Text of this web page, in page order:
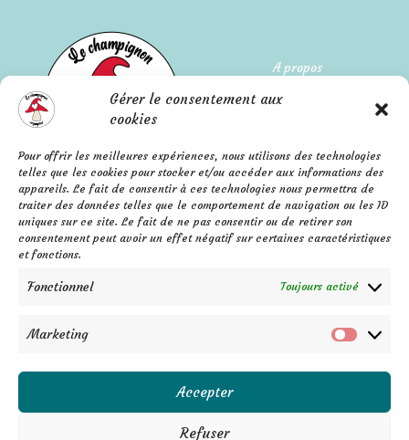
Gérer le consentement aux
cookies
Pour offrir les meilleures expériences, nous utilisons des technologies
telles que les cookies pour stocker et/ou accéder aux informations des
appareils. Le fait de consentir à ces technologies nous permettra de
traiter des données telles que le comportement de navigation ou les ID
uniques sur ce site. Le fait de ne pas consentir ou de retirer son
consentement peut avoir un effet négatif sur certaines caractéristiques
et fonctions.
Fonctionnel Toujours activé
Marketing
Accepter
Refuser
A propos
Qui suis-je ?
Mentions légales
Confidentialité
C.G.V.
FAQ
Contact
F P I